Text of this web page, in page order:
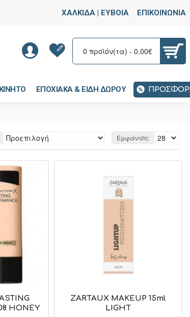
ΧΑΛΚΙΔΑ | ΕΥΒΟΙΑ ΕΠΙΚΟΙΝΩΝΙΑ
0 προϊόν(τα) - 0.00€
ΕΠΟΧΙΑΚΑ & ΕΙΔΗ ΔΩΡΟΥ
Εμφάνιση:
HONEY
ZARTAUX MAKEUP 15ml
LIGHT